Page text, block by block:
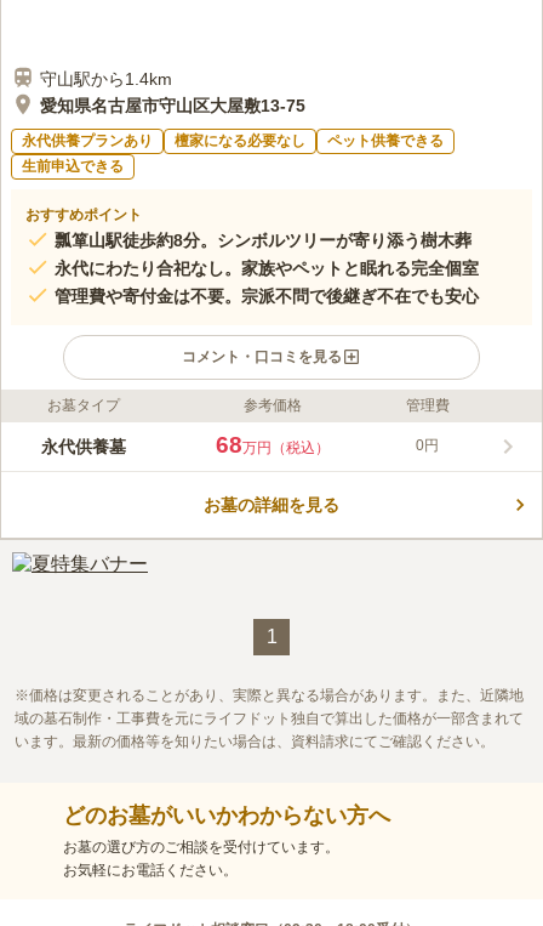
守山駅から1.4km
愛知県名古屋市守山区大屋敷13-75
永代供養プランあり 檀家になる必要なし
ペット供養できる
生前申込できる
おすすめポイント
瓢箪山駅徒歩約8分。シンボルツリーが寄り添う樹木葬
永代にわたり合祀なし。家族やペットと眠れる完全個室
管理費や寄付金は不要。宗派不問で後継ぎ不在でも安心
コメント・口コミを見る
ライフドット編集部のコメント
安土桃山時代より400年以上の歴史を刻む浄土院は、地域の方々
の子供たちが生き生きと活動しており、常に温かな活気に満ちて
消し、ご家族やご先祖様と個別に眠れる安心の住まいです。地震
に強い石造りで、大切な家族に負担を残したくない方の想いに寄
口コミ評価
お墓タイプ 参考価格 管理費
永代供養墓 68万円（税込） 0円
お墓の詳細を見る
1
価格は変更されることがあり、実際と異なる場合があります。また、近隣地
域の墓石制作・工事費を元にライフドット独自で算出した価格が一部含まれて
います。最新の価格等を知りたい場合は、資料請求にてご確認ください。
どのお墓がいいかわからない方へ
お墓の選び方のご相談を受付けています。
お気軽にお電話ください。